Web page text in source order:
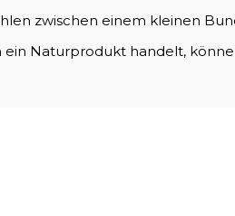
zwischen einem kleinen
ein Naturprodukt handelt,